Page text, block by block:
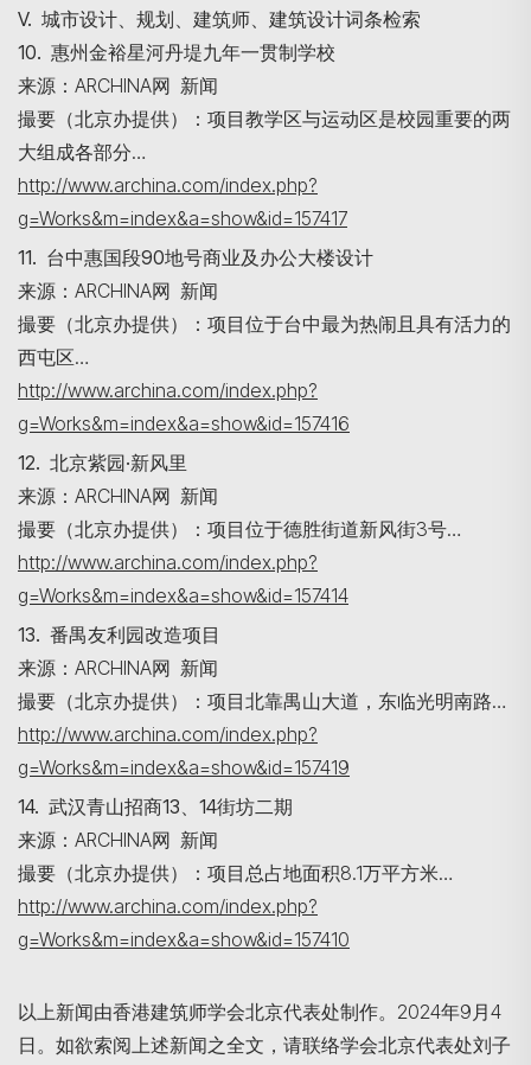
V. 城市设计、规划、建筑师、建筑设计词条检索
10. 惠州金裕星河丹堤九年一贯制学校
来源：ARCHINA网 新闻
撮要（北京办提供）：项目教学区与运动区是校园重要的两
大组成各部分…
http://www.archina.com/index.php?
g=Works&m=index&a=show&id=157417
11. 台中惠国段90地号商业及办公大楼设计
来源：ARCHINA网 新闻
撮要（北京办提供）：项目位于台中最为热闹且具有活力的
西屯区…
http://www.archina.com/index.php?
g=Works&m=index&a=show&id=157416
12. 北京紫园·新风里
来源：ARCHINA网 新闻
撮要（北京办提供）：项目位于德胜街道新风街3号…
http://www.archina.com/index.php?
g=Works&m=index&a=show&id=157414
13. 番禺友利园改造项目
来源：ARCHINA网 新闻
撮要（北京办提供）：项目北靠禺山大道，东临光明南路…
http://www.archina.com/index.php?
g=Works&m=index&a=show&id=157419
14. 武汉青山招商13、14街坊二期
来源：ARCHINA网 新闻
撮要（北京办提供）：项目总占地面积8.1万平方米…
http://www.archina.com/index.php?
g=Works&m=index&a=show&id=157410
以上新闻由香港建筑师学会北京代表处制作。2024年9月4
日。如欲索阅上述新闻之全文，请联络学会北京代表处刘子